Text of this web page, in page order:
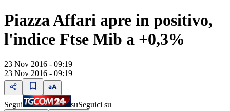
Piazza Affari apre in positivo,
l'indice Ftse Mib a +0,3%
23 Nov 2016 - 09:19
23 Nov 2016 - 09:19
Segui suSeguici su